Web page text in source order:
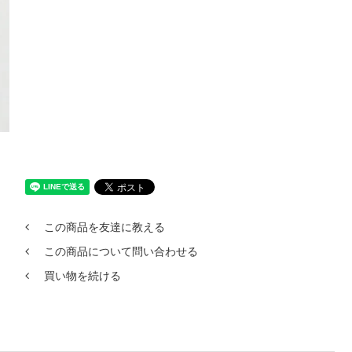
この商品を友達に教える
この商品について問い合わせる
買い物を続ける